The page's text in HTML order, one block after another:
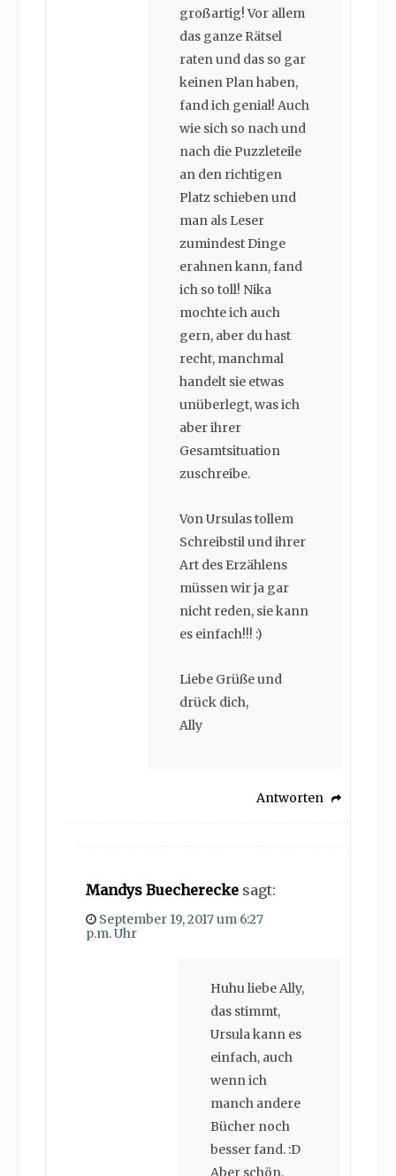
großartig! Vor allem
das ganze Rätsel
raten und das so gar
keinen Plan haben,
fand ich genial! Auch
wie sich so nach und
nach die Puzzleteile
an den richtigen
Platz schieben und
man als Leser
zumindest Dinge
erahnen kann, fand
ich so toll! Nika
mochte ich auch
gern, aber du hast
recht, manchmal
handelt sie etwas
unüberlegt, was ich
aber ihrer
Gesamtsituation
zuschreibe.
Von Ursulas tollem
Schreibstil und ihrer
Art des Erzählens
müssen wir ja gar
nicht reden, sie kann
es einfach!!! :)
Liebe Grüße und
drück dich,
Ally
Antworten
Mandys Buecherecke sagt:
September 19, 2017 um 6:27
p.m. Uhr
Huhu liebe Ally,
das stimmt,
Ursula kann es
einfach, auch
wenn ich
manch andere
Bücher noch
besser fand. :D
Aber schön,